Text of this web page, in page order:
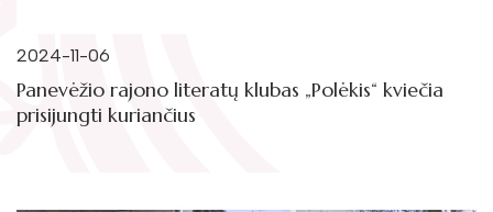
Knygomatai
Interaktyvi kelionė
2024-11-06
Panevėžio rajono literatų klubas „Polėkis“ kviečia
prisijungti kuriančius